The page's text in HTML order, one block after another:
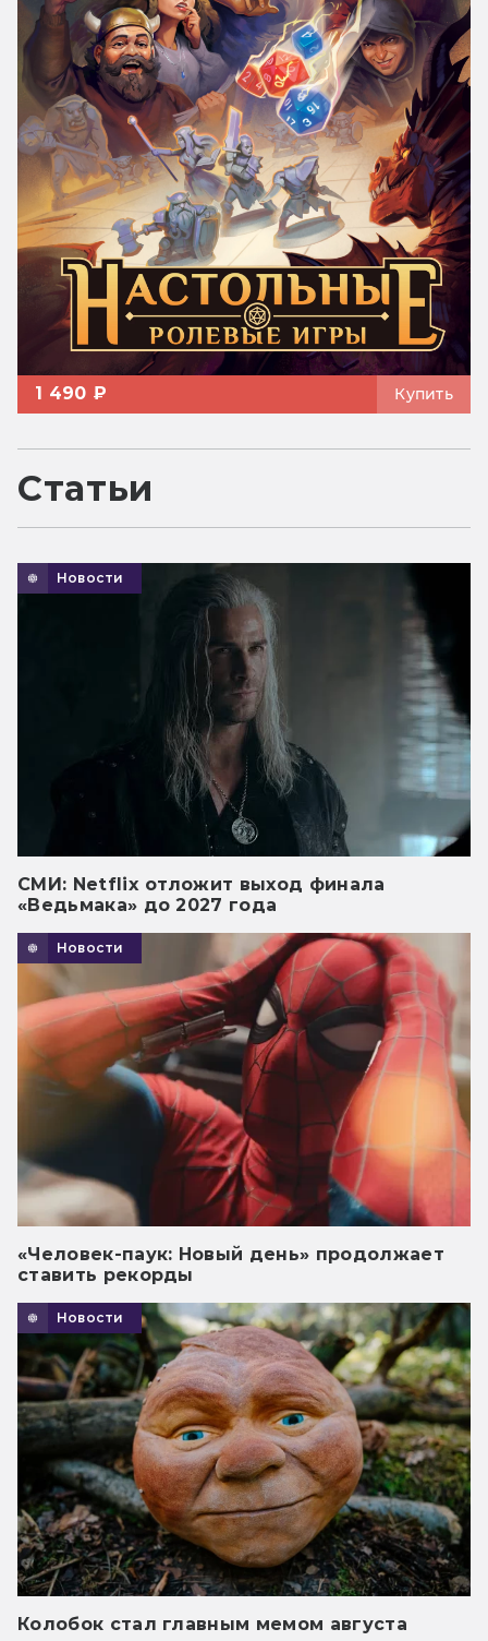
1 490 ₽ Купить
Статьи
Новости
СМИ: Netflix отложит выход финала
«Ведьмака» до 2027 года
Новости
«Человек-паук: Новый день» продолжает
ставить рекорды
Новости
Колобок стал главным мемом августа